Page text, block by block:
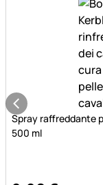
Spray raffreddante
500 ml